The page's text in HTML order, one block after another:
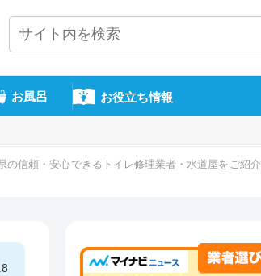
お風呂 お役立ち情報
の信頼・安心できるトイレ修理業者・水道屋をご紹介